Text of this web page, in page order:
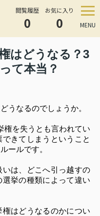
閲覧履歴
0
お気に入り
0 MENU
はどうなる？3
て本当？
うなるのでしょうか。
権を失うとも言われてい
きてしまうということ
ールです。
は、どこへ引っ越すの
挙の種類によって違い
はどうなるのかについ